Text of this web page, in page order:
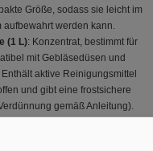
Größe, sodass sie leicht im
werden kann.
(1 L): Konzentrat, bestimmt für
mit Gebläsedüsen und
aktive Reinigungsmittel
und gibt eine frostsichere
gemäß Anleitung).